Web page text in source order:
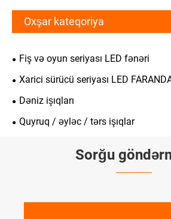
Oxşar kateqoriya
Fiş və oyun seriyası LED fənəri
Xarici sürücü seriyası LED
Dəniz işıqları
Quyruq / əyləc / tərs işıqlar
Sorğu